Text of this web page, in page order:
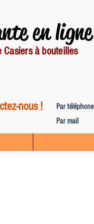
en ligne
Casiers à bouteilles
nous !
Par téléphone
Par mail